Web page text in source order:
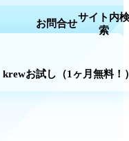
お問合
サポート krewお試し（